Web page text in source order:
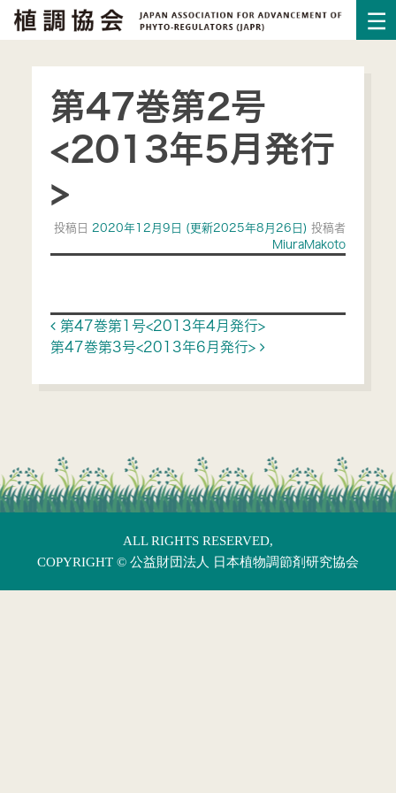
第47巻第2号
<2013年5月発行
>
投稿日 2020年12月9日 (更新2025年8月26日)投稿者
MiuraMakoto
Post navigation
第47巻第1号<2013年4月発行>
第47巻第3号<2013年6月発行>
ALL RIGHTS RESERVED,
COPYRIGHT © 公益財団法人 日本植物調節剤研究協会